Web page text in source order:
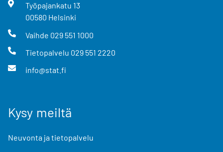
Työpajankatu 13
00580 Helsinki
Vaihde 029 551 1000
Tietopalvelu 029 551 2220
info@stat.fi
Kysy meiltä
Neuvonta ja tietopalvelu